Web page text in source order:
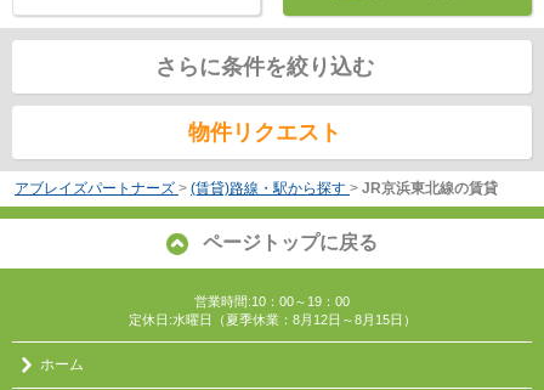
さらに条件を絞り込む
物件リクエスト
アブレイズパートナーズ > (賃貸)路線・駅から探す > JR京浜東北線の賃貸
ページトップに戻る
営業時間:10：00～19：00
定休日:水曜日（夏季休業：8月12日～8月15日）
ホーム